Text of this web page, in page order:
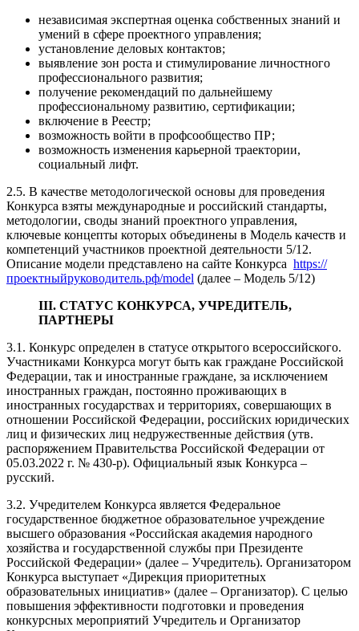
независимая экспертная оценка собственных знаний и
умений в сфере проектного управления;
установление деловых контактов;
выявление зон роста и стимулирование личностного
профессионального развития;
получение рекомендаций по дальнейшему
профессиональному развитию, сертификации;
включение в Реестр;
возможность войти в профсообщество ПР;
возможность изменения карьерной траектории,
социальный лифт.
2.5. В качестве методологической основы для проведения
Конкурса взяты международные и российский стандарты,
методологии, своды знаний проектного управления,
ключевые концепты которых объединены в Модель качеств и
компетенций участников проектной деятельности 5/12.
Описание модели представлено на сайте Конкурса https://
проектныйруководитель.рф/model (далее – Модель 5/12)
III. СТАТУС КОНКУРСА, УЧРЕДИТЕЛЬ,
ПАРТНЕРЫ
3.1. Конкурс определен в статусе открытого всероссийского.
Участниками Конкурса могут быть как граждане Российской
Федерации, так и иностранные граждане, за исключением
иностранных граждан, постоянно проживающих в
иностранных государствах и территориях, совершающих в
отношении Российской Федерации, российских юридических
лиц и физических лиц недружественные действия (утв.
распоряжением Правительства Российской Федерации от
05.03.2022 г. № 430-р). Официальный язык Конкурса –
русский.
3.2. Учредителем Конкурса является Федеральное
государственное бюджетное образовательное учреждение
высшего образования «Российская академия народного
хозяйства и государственной службы при Президенте
Российской Федерации» (далее – Учредитель). Организатором
Конкурса выступает «Дирекция приоритетных
образовательных инициатив» (далее – Организатор). С целью
повышения эффективности подготовки и проведения
конкурсных мероприятий Учредитель и Организатор